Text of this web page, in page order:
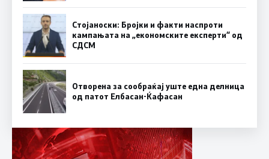
Стојаноски: Бројки и факти наспроти
кампањата на „економските експерти“ од
СДСM
Отворена за сообраќај уште една делница
од патот Елбасан-Ќафасан